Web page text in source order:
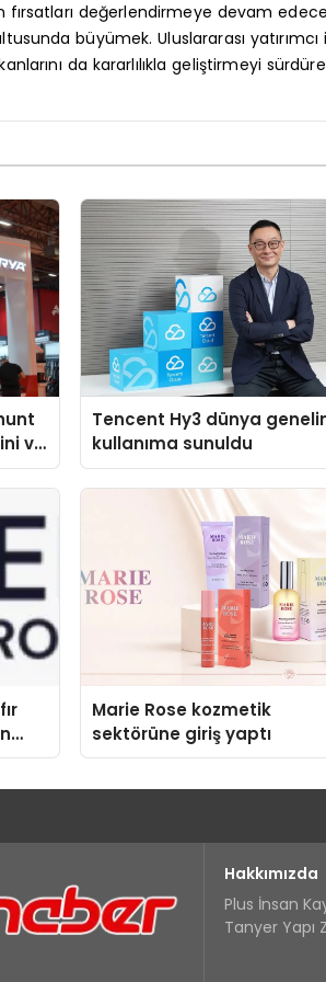
değerlendirmeye devam
büyümek. Uluslararası
da kararlılıkla geliştirmeyi
ve
Tencent Hy3 dünya
kullanıma sunuldu
Marie Rose kozmetik
sektörüne giriş yaptı
Hakkımızda
Plus İnsan
Tanyer